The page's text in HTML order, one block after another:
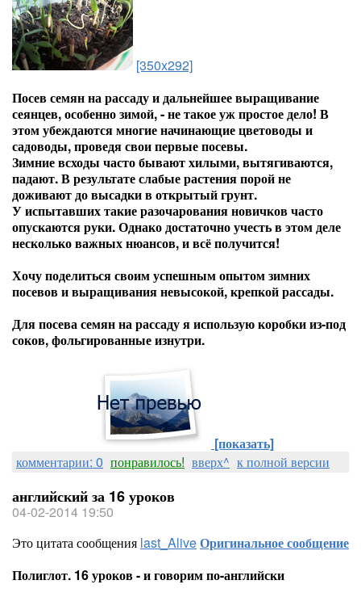
[350x292]
Посев семян на рассаду и дальнейшее выращивание
сеянцев, особенно зимой, - не такое уж простое дело! В
этом убеждаются многие начинающие цветоводы и
садоводы, проведя свои первые посевы.
Зимние всходы часто бывают хилыми, вытягиваются,
падают. В результате слабые растения порой не
доживают до высадки в открытый грунт.
У испытавших такие разочарования новичков часто
опускаются руки. Однако достаточно учесть в этом деле
несколько важных нюансов, и всё получится!
Хочу поделиться своим успешным опытом зимних
посевов и выращивания невысокой, крепкой рассады.
Для посева семян на рассаду я использую коробки из-под
соков, фольгированные изнутри.
[показать]
комментарии: 0 понравилось! вверх^ к полной версии
английский за 16 уроков
04-02-2014 19:50
Это цитата сообщения last_AliveОригинальное сообщение
Полиглот. 16 уроков - и говорим по-английски